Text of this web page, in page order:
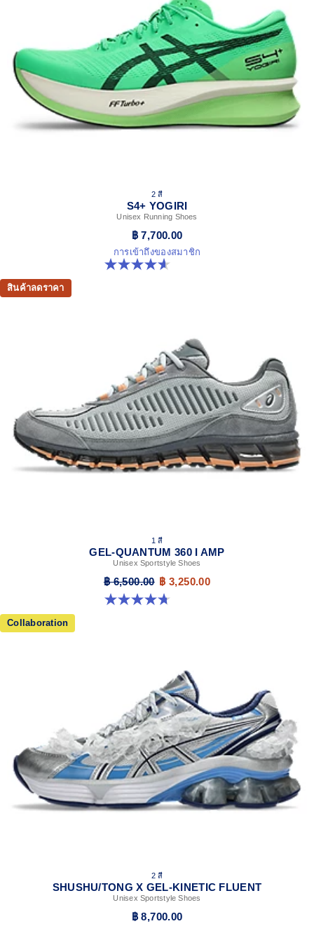
2 สี
S4+ YOGIRI
Unisex Running Shoes
฿ 7,700.00
การเข้าถึงของสมาชิก
4.6 จาก 5 ดาว 214 รีวิว
สินค้าลดราคา
1 สี
GEL-QUANTUM 360 I AMP
Unisex Sportstyle Shoes
฿ 6,500.00 ฿ 3,250.00
4.7 จาก 5 ดาว 108 รีวิว
Collaboration
2 สี
SHUSHU/TONG X GEL-KINETIC FLUENT
Unisex Sportstyle Shoes
฿ 8,700.00